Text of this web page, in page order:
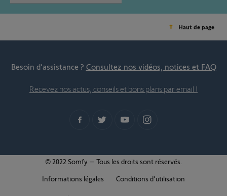
Haut de page
Besoin d’assistance ? Consultez nos vidéos, notices et FAQ
Recevez nos actus, conseils et bons plans par email !
© 2022 Somfy – Tous les droits sont réservés.
Informations légales
Conditions d'utilisation